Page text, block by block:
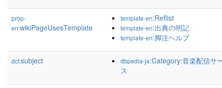
prop-
en:wikiPageUsesTemplate
template-en:Reflist
template-en:出典の明記
template-en:脚注ヘルプ
dct:subject dbpedia-ja:Category:音楽配信サ
ス